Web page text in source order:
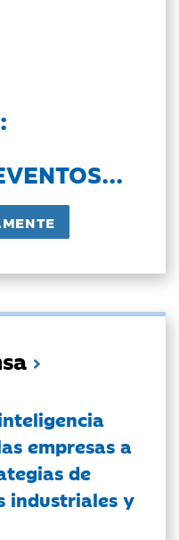
empresas a
de
industriales y